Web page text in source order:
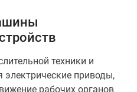
техники и
приводы,
рабочих органов